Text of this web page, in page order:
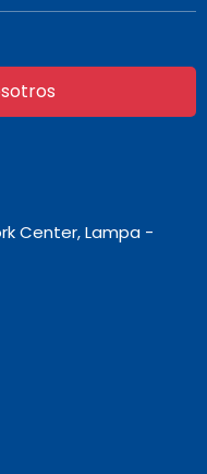
Center, Lampa -